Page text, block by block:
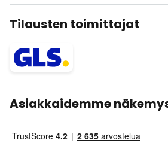
Tilausten toimittajat
Asiakkaidemme